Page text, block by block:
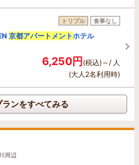
トリプル 食事なし
京都アパートメントホテル
6,250円(税込)～/ 人
(大人2名利用時)
ンをすべてみる
周辺